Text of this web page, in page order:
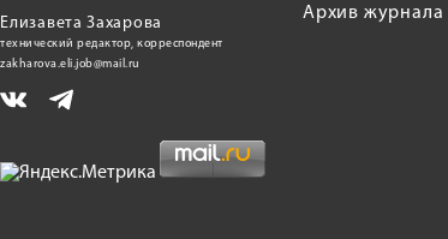
Елизавета Захарова
технический редактор, корреспондент
zakharova.eli.job@mail.ru
Архив журнала